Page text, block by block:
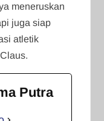
meneruskan
juga siap
atletik
Putra